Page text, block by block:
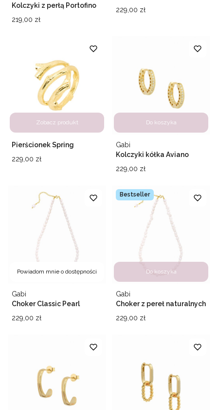
Kolczyki z perłą Portofino
Cena
219,00 zł
Cena
229,00 zł
Zobacz produkt
Pierścionek Spring
Cena
229,00 zł
Do koszyka
Kolczyki kółka Aviano
Producent
Gabi
Cena
229,00 zł
Powiadom mnie o dostępności
Choker Classic Pearl
Producent
Gabi
Cena
229,00 zł
Bestseller
Do koszyka
Choker z pereł naturalnych
Producent
Gabi
Cena
229,00 zł